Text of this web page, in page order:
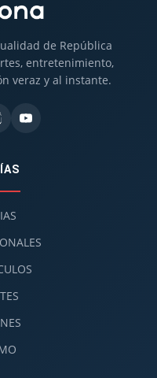
de República
entretenimiento,
veraz y al instante.